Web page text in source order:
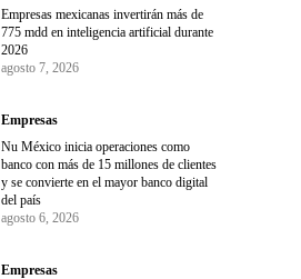
Empresas mexicanas invertirán más de
775 mdd en inteligencia artificial durante
2026
agosto 7, 2026
Empresas
Nu México inicia operaciones como
banco con más de 15 millones de clientes
y se convierte en el mayor banco digital
del país
agosto 6, 2026
Empresas